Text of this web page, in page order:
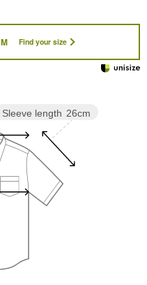
M Find your size
Sleeve length 26cm